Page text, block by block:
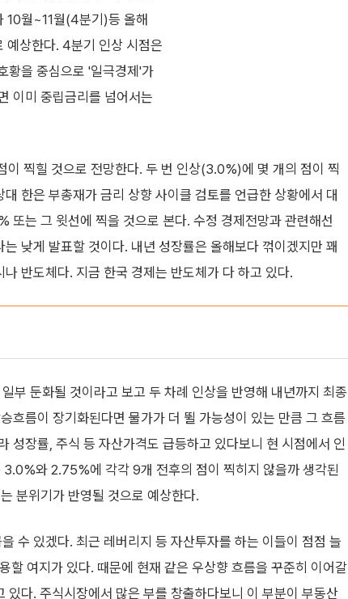
10월~11월(4분기)등 올해
예상한다. 4분기 인상 시점은
황을 중심으로 '일극경제'가
이미 중립금리를 넘어서는
찍힐 것으로 전망한다. 두 번 인상(3.0%)에 몇 개의 점이 찍
한은 부총재가 금리 상향 사이클 검토를 언급한 상황에서 대
또는 그 윗선에 찍을 것으로 본다. 수정 경제전망과 관련해선
낮게 발표할 것이다. 내년 성장률은 올해보다 꺾이겠지만 꽤
반도체다. 지금 한국 경제는 반도체가 다 하고 있다.
부 둔화될 것이라고 보고 두 차례 인상을 반영해 내년까지 최종
흐름이 장기화된다면 물가가 더 뛸 가능성이 있는 만큼 그 흐름
성장률, 주식 등 자산가격도 급등하고 있다보니 현 시점에서 인
와 2.75%에 각각 9개 전후의 점이 찍히지 않을까 생각된
분위기가 반영될 것으로 예상한다.
수 있겠다. 최근 레버리지 등 자산투자를 하는 이들이 점점 늘
할 여지가 있다. 때문에 현재 같은 우상향 흐름을 꾸준히 이어갈
다. 주식시장에서 많은 부를 창출하다보니 이 부분이 부동산